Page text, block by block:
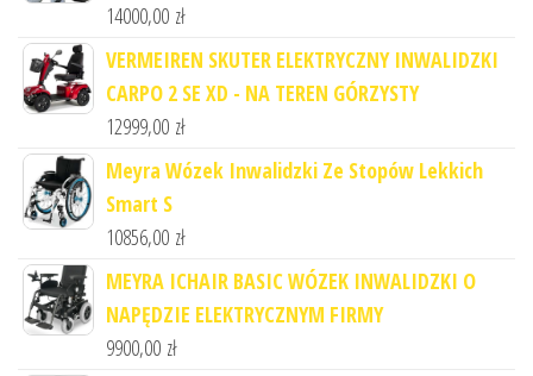
14000,00 zł
VERMEIREN SKUTER ELEKTRYCZNY INWALIDZKI
CARPO 2 SE XD - NA TEREN GÓRZYSTY
12999,00 zł
Meyra Wózek Inwalidzki Ze Stopów Lekkich
Smart S
10856,00 zł
MEYRA ICHAIR BASIC WÓZEK INWALIDZKI O
NAPĘDZIE ELEKTRYCZNYM FIRMY
9900,00 zł